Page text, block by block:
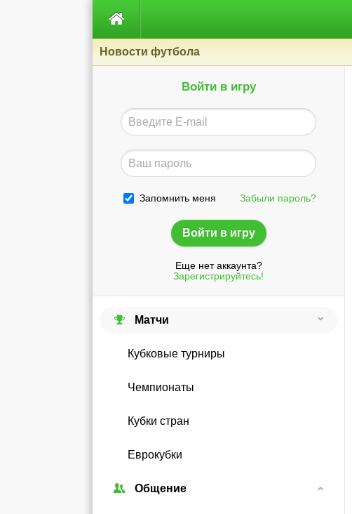

Новости футбола
Войти в игру
Запомнить меня Забыли пароль?
Еще нет аккаунта?
Зарегистрируйтесь!
Матчи
Кубковые турниры
Чемпионаты
Кубки стран
Еврокубки
Общение